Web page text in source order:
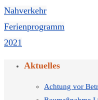
Nahverkehr
Ferienprogramm
2021
Aktuelles
Achtung vor